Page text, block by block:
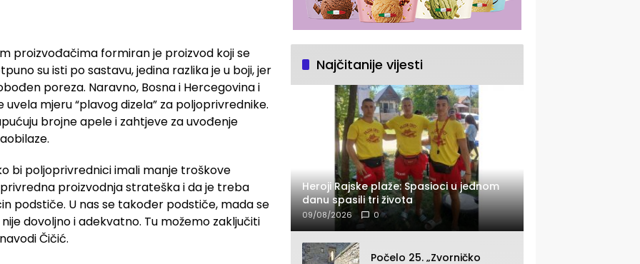
proizvođačima formiran je proizvod koji se
su isti po sastavu, jedina razlika je u boji, jer
poreza. Naravno, Bosna i Hercegovina i
uvela mjeru “plavog dizela” za poljoprivrednike.
brojne apele i zahtjeve za uvođenje
bi poljoprivrednici imali manje troškove
proizvodnja strateška i da je treba
podstiče. U nas se također podstiče, mada se
dovoljno i adekvatno. Tu možemo zaključiti
Čičić.
Najčitanije vijesti
Heroji Rajske plaže: Spasioci u jednom
danu spasili tri života
09/08/2026 0
Počelo 25. „Zvorničko